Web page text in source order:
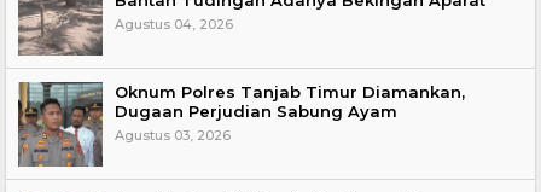
Agustus 04, 2026
Oknum Polres Tanjab Timur Diamankan,
Dugaan Perjudian Sabung Ayam
Agustus 03, 2026